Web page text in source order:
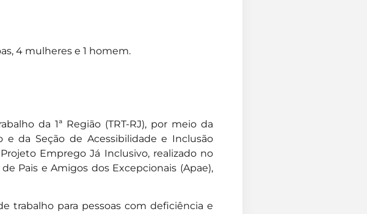
da 1ª Região (TRT-RJ), por meio da
e da Seção de Acessibilidade e Inclusão
Emprego Já Inclusivo, realizado no
Pais e Amigos dos Excepcionais (Apae),
trabalho para pessoas com deficiência e